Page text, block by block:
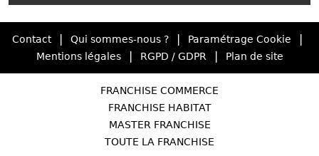
Contact | Qui sommes-nous ? | Paramétrage Cookie |
Mentions légales | RGPD / GDPR | Plan de site
FRANCHISE COMMERCE
FRANCHISE HABITAT
MASTER FRANCHISE
TOUTE LA FRANCHISE